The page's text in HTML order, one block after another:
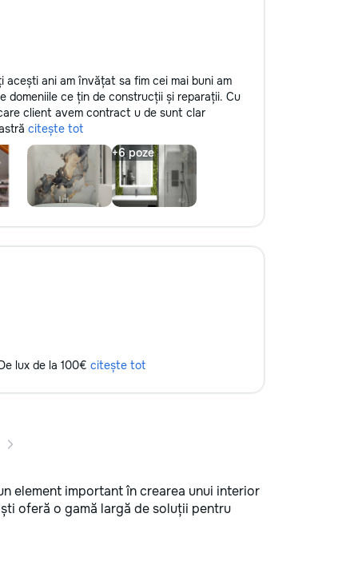
acești ani am învățat sa fim cei mai buni am
ce țin de construcții și reparații. Cu
client avem contract u de sunt clar
citește tot
lux de la 100€ citește tot
element important în crearea unui interior
oferă o gamă largă de soluții pentru